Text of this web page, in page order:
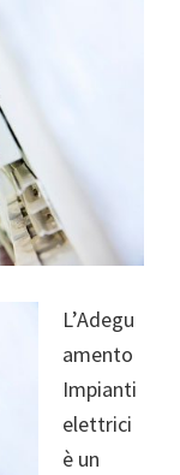
L’Adegu
amento
Impianti
elettrici
è un